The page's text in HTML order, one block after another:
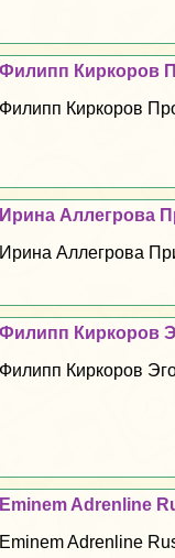
Филипп Киркоров
Филипп Киркоров
Ирина Аллегрова
Ирина Аллегрова
Филипп Киркоров
Филипп Киркоров
Eminem Adrenline
Eminem Adrenline